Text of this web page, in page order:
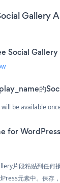
Gallery
Social
的
will be available
for
片段粘贴到任何
元素中。保存